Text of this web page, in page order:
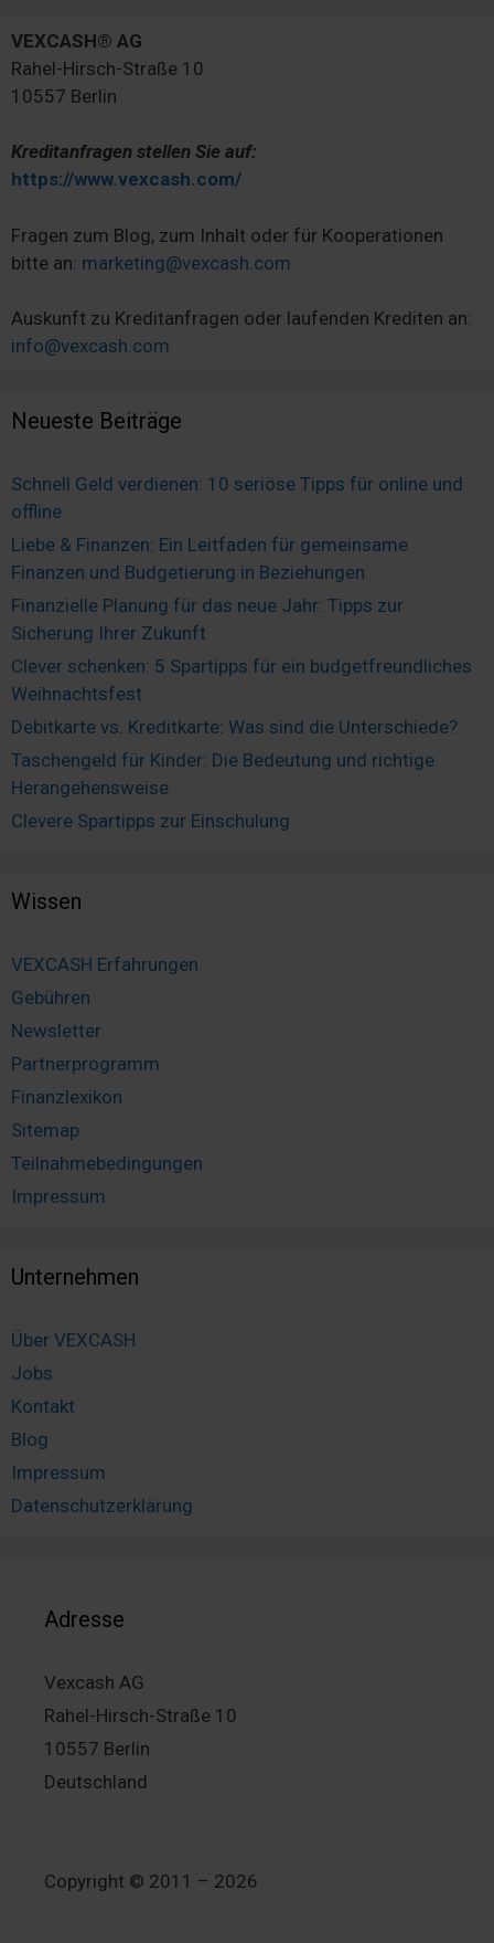
VEXCASH® AG
Rahel-Hirsch-Straße 10
10557 Berlin
Kreditanfragen stellen Sie auf:
https://www.vexcash.com/
Fragen zum Blog, zum Inhalt oder für Kooperationen
bitte an: marketing@vexcash.com
Auskunft zu Kreditanfragen oder laufenden Krediten an:
info@vexcash.com
Neueste Beiträge
Schnell Geld verdienen: 10 seriöse Tipps für online und
offline
Liebe & Finanzen: Ein Leitfaden für gemeinsame
Finanzen und Budgetierung in Beziehungen
Finanzielle Planung für das neue Jahr: Tipps zur
Sicherung Ihrer Zukunft
Clever schenken: 5 Spartipps für ein budgetfreundliches
Weihnachtsfest
Debitkarte vs. Kreditkarte: Was sind die Unterschiede?
Taschengeld für Kinder: Die Bedeutung und richtige
Herangehensweise
Clevere Spartipps zur Einschulung
Wissen
VEXCASH Erfahrungen
Gebühren
Newsletter
Partnerprogramm
Finanzlexikon
Sitemap
Teilnahmebedingungen
Impressum
Unternehmen
Über VEXCASH
Jobs
Kontakt
Blog
Impressum
Datenschutzerklärung
Adresse
Vexcash AG
Rahel-Hirsch-Straße 10
10557 Berlin
Deutschland
Copyright © 2011 – 2026